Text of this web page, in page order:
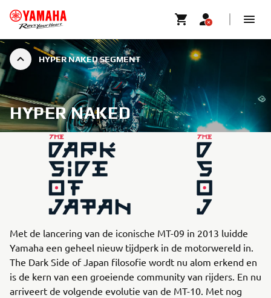
HYPER NAKED SEGMENT
HYPER NAKED
Met de lancering van de iconische MT-09 in 2013 luidde
Yamaha een geheel nieuw tijdperk in de motorwereld in.
The Dark Side of Japan filosofie wordt nu alom erkend en
is de kern van een groeiende community van rijders. En nu
arriveert de volgende evolutie van de MT-10. Met nog